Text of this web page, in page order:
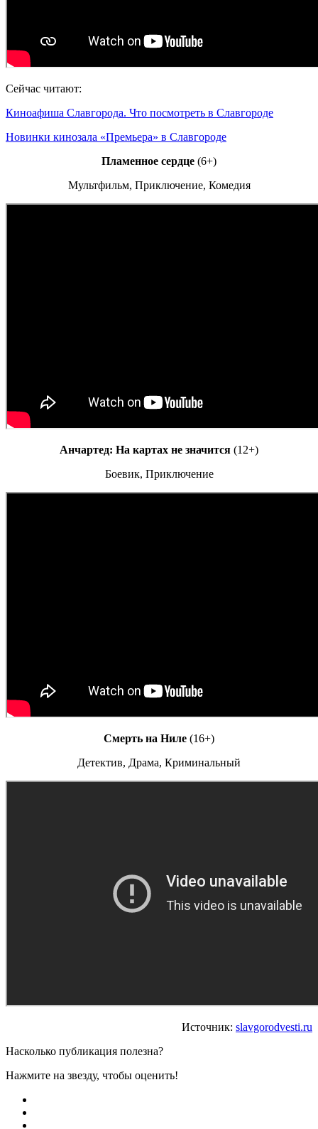
Сейчас читают:
Киноафиша Славгорода. Что посмотреть в Славгороде
Новинки кинозала «Премьера» в Славгороде
Пламенное сердце (6+)
Мультфильм, Приключение, Комедия
Анчартед: На картах не значится (12+)
Боевик, Приключение
Смерть на Ниле (16+)
Детектив, Драма, Криминальный
Источник: slavgorodvesti.ru
Насколько публикация полезна?
Нажмите на звезду, чтобы оценить!